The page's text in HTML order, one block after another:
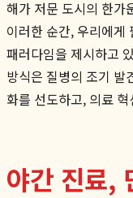
해가 저문 도시의 한가
이러한 순간, 우리에게
패러다임을 제시하고
방식은 질병의 조기 발
화를 선도하고, 의료
야간 진료,